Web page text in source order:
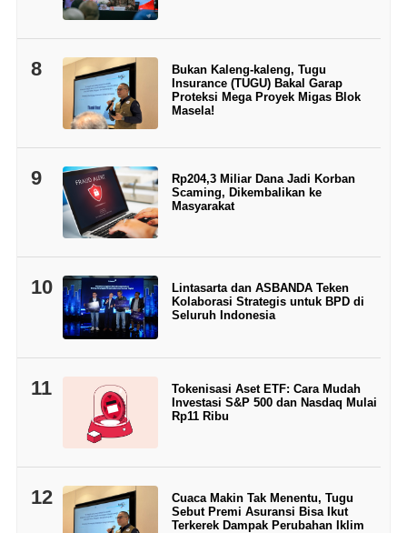
8
Bukan Kaleng-kaleng, Tugu
Insurance (TUGU) Bakal Garap
Proteksi Mega Proyek Migas Blok
Masela!
9
Rp204,3 Miliar Dana Jadi Korban
Scaming, Dikembalikan ke
Masyarakat
10
Lintasarta dan ASBANDA Teken
Kolaborasi Strategis untuk BPD di
Seluruh Indonesia
11
Tokenisasi Aset ETF: Cara Mudah
Investasi S&P 500 dan Nasdaq Mulai
Rp11 Ribu
12
Cuaca Makin Tak Menentu, Tugu
Sebut Premi Asuransi Bisa Ikut
Terkerek Dampak Perubahan Iklim